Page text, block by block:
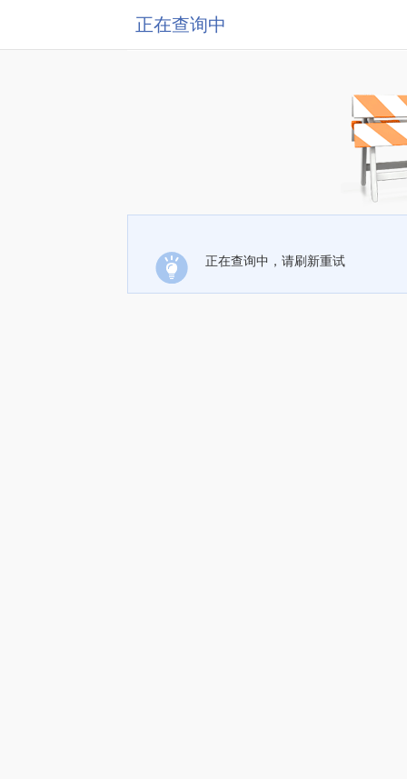
正在查询中
正在查询中，请刷新重试